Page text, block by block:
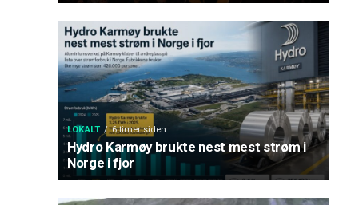
LOKALT 6 timer siden
Hydro Karmøy brukte nest mest strøm i
Norge i fjor